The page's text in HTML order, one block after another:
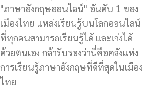
"ภาษาอังกฤษออนไลน์" อันดับ 1 ของ
เมืองไทย แหล่งเรียนรู้บนโลกออนไลน์
ที่ทุกคนสามารถเรียนรู้ได้ และเก่งได้
ด้วยตนเอง กล้ารับรองว่านี่คือคลังแห่ง
การเรียนรู้ภาษาอังกฤษที่ดีที่สุดในเมือง
ไทย